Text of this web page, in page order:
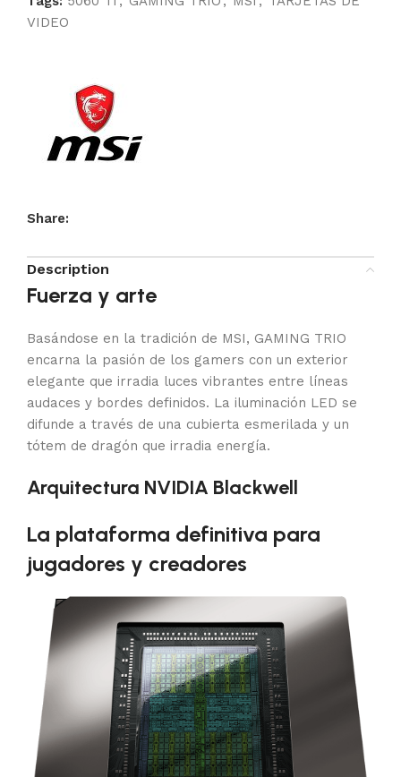
VIDEO
Share:
Description
Fuerza y ​​arte
Basándose en la tradición de MSI, GAMING TRIO
encarna la pasión de los gamers con un exterior
elegante que irradia luces vibrantes entre líneas
audaces y bordes definidos. La iluminación LED se
difunde a través de una cubierta esmerilada y un
tótem de dragón que irradia energía.
Arquitectura NVIDIA Blackwell
La plataforma definitiva para
jugadores y creadores